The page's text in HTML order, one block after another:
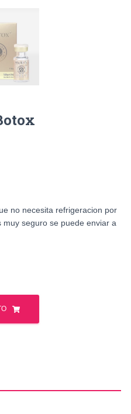
no necesita refrigeracion por
muy seguro se puede enviar a